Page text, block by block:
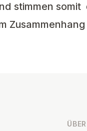
stimmen